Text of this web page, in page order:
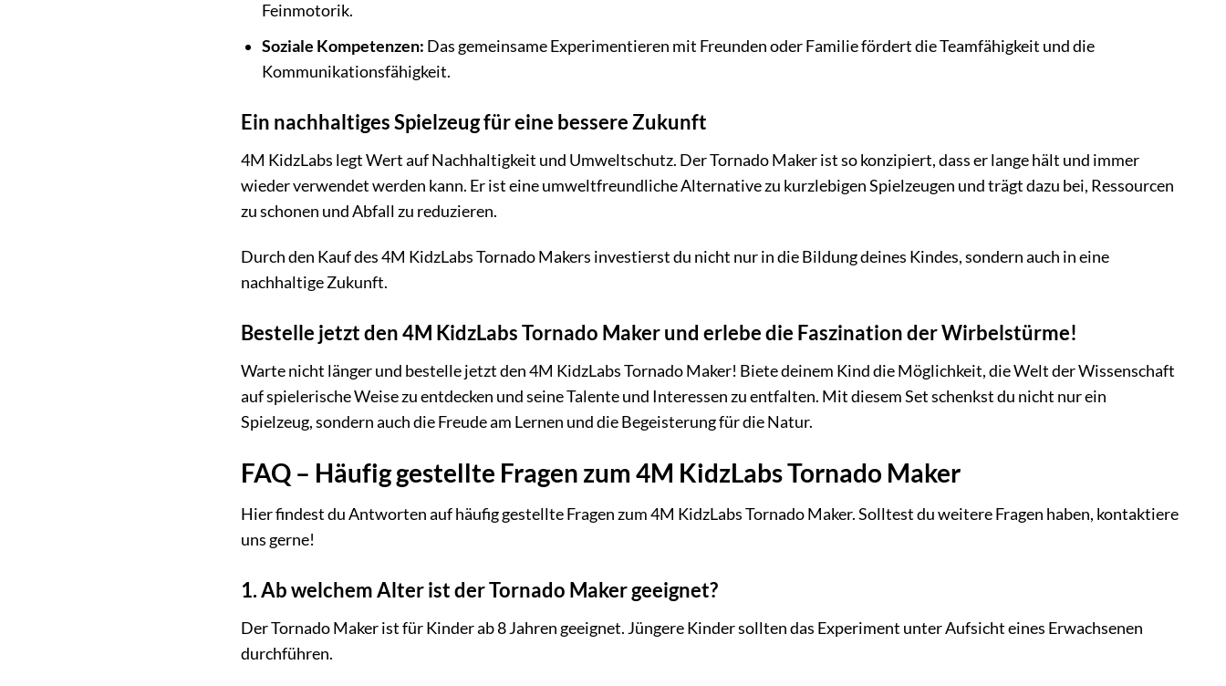
Feinmotorik.
Soziale Kompetenzen: Das gemeinsame Experimentieren mit Freunden oder Familie fördert die Teamfähigkeit und die
Kommunikationsfähigkeit.
Ein nachhaltiges Spielzeug für eine bessere Zukunft
4M KidzLabs legt Wert auf Nachhaltigkeit und Umweltschutz. Der Tornado Maker ist so konzipiert, dass er lange hält und immer
wieder verwendet werden kann. Er ist eine umweltfreundliche Alternative zu kurzlebigen Spielzeugen und trägt dazu bei, Ressourcen
zu schonen und Abfall zu reduzieren.
Durch den Kauf des 4M KidzLabs Tornado Makers investierst du nicht nur in die Bildung deines Kindes, sondern auch in eine
nachhaltige Zukunft.
Bestelle jetzt den 4M KidzLabs Tornado Maker und erlebe die Faszination der Wirbelstürme!
Warte nicht länger und bestelle jetzt den 4M KidzLabs Tornado Maker! Biete deinem Kind die Möglichkeit, die Welt der Wissenschaft
auf spielerische Weise zu entdecken und seine Talente und Interessen zu entfalten. Mit diesem Set schenkst du nicht nur ein
Spielzeug, sondern auch die Freude am Lernen und die Begeisterung für die Natur.
FAQ – Häufig gestellte Fragen zum 4M KidzLabs Tornado Maker
Hier findest du Antworten auf häufig gestellte Fragen zum 4M KidzLabs Tornado Maker. Solltest du weitere Fragen haben, kontaktiere
uns gerne!
1. Ab welchem Alter ist der Tornado Maker geeignet?
Der Tornado Maker ist für Kinder ab 8 Jahren geeignet. Jüngere Kinder sollten das Experiment unter Aufsicht eines Erwachsenen
durchführen.